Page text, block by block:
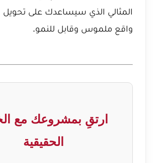
المثالي الذي سيساعدك على تحويل
واقع ملموس وقابل للنمو.
ارتقِ بمشروعك مع
الحقيقية